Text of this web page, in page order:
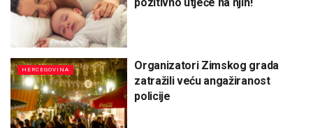
HERCEGOVINA
Organizatori Zimskog grada
zatražili veću angažiranost
policije